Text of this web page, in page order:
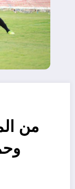
من